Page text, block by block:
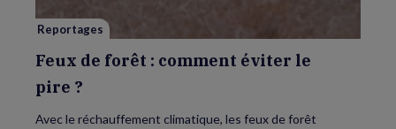
Reportages
Feux de forêt : comment éviter le
pire ?
Avec le réchauffement climatique, les feux de forêt